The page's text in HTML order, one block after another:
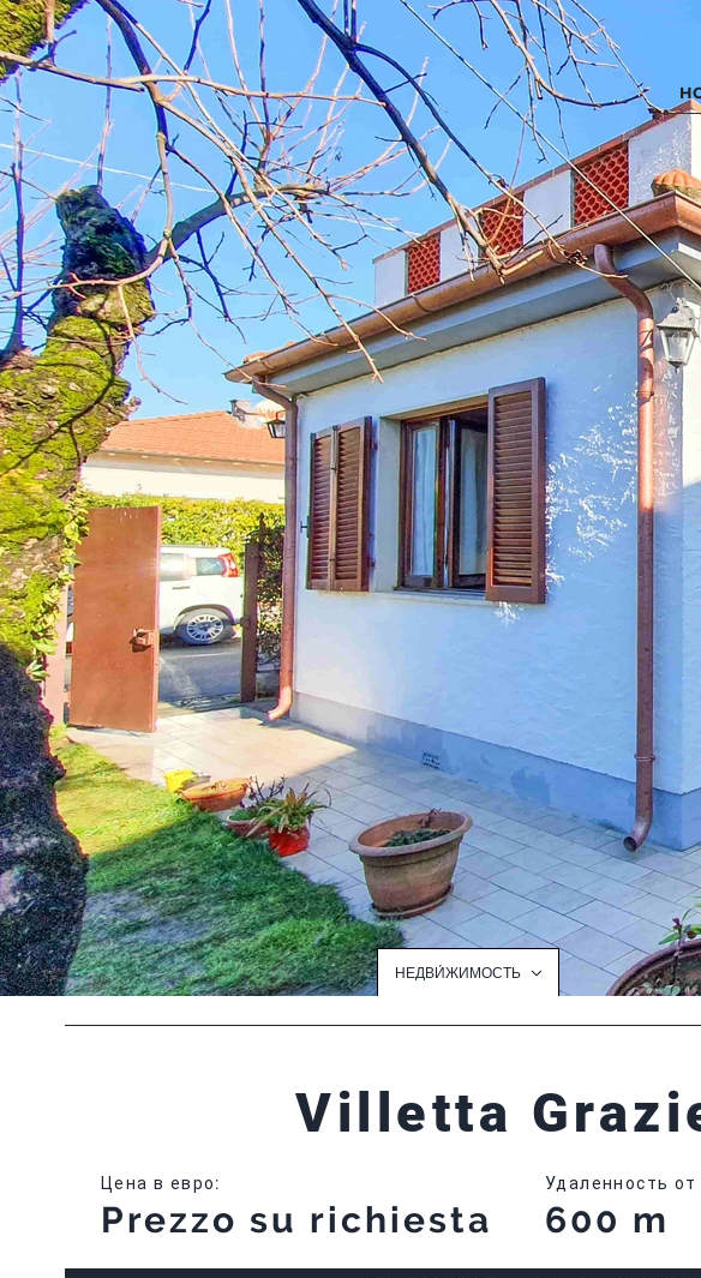
НЕДВИ́ЖИМОСТЬ
Villetta
Цена в евро:
Prezzo su richiesta
Удаленность от
600 m